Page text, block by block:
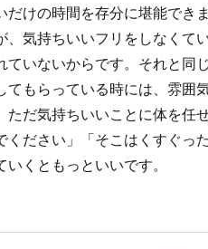
だけの時間を存分に堪能でき
、気持ちいいフリをしなくて
ていないからです。それと同
てもらっている時には、雰囲
ただ気持ちいいことに体を任
ください」「そこはくすぐっ
いくともっといいです。